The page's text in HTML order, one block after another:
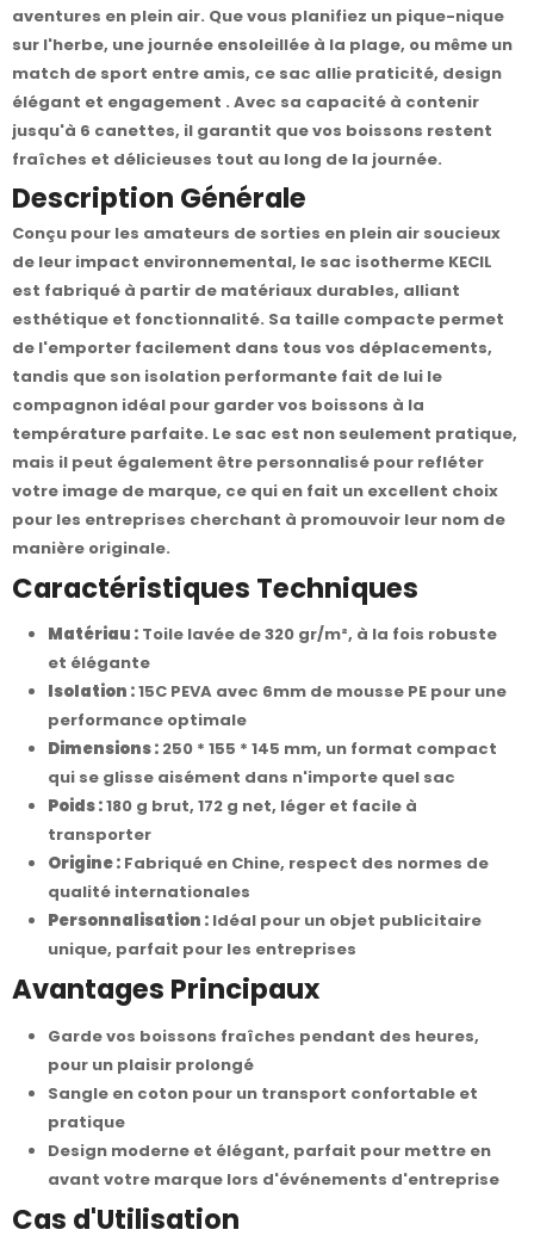
aventures en plein air. Que vous planifiez un pique-nique
sur l'herbe, une journée ensoleillée à la plage, ou même un
match de sport entre amis, ce sac allie praticité, design
élégant et engagement . Avec sa capacité à contenir
jusqu'à 6 canettes, il garantit que vos boissons restent
fraîches et délicieuses tout au long de la journée.
Description Générale
Conçu pour les amateurs de sorties en plein air soucieux
de leur impact environnemental, le sac isotherme KECIL
est fabriqué à partir de matériaux durables, alliant
esthétique et fonctionnalité. Sa taille compacte permet
de l'emporter facilement dans tous vos déplacements,
tandis que son isolation performante fait de lui le
compagnon idéal pour garder vos boissons à la
température parfaite. Le sac est non seulement pratique,
mais il peut également être personnalisé pour refléter
votre image de marque, ce qui en fait un excellent choix
pour les entreprises cherchant à promouvoir leur nom de
manière originale.
Caractéristiques Techniques
Matériau : Toile lavée de 320 gr/m², à la fois robuste
et élégante
Isolation :15C PEVA avec 6mm de mousse PE pour une
performance optimale
Dimensions : 250 * 155 * 145 mm, un format compact
qui se glisse aisément dans n'importe quel sac
Poids :180 g brut, 172 g net, léger et facile à
transporter
Origine : Fabriqué en Chine, respect des normes de
qualité internationales
Personnalisation : Idéal pour un objet publicitaire
unique, parfait pour les entreprises
Avantages Principaux
Garde vos boissons fraîches pendant des heures,
pour un plaisir prolongé
Sangle en coton pour un transport confortable et
pratique
Design moderne et élégant, parfait pour mettre en
avant votre marque lors d'événements d'entreprise
Cas d'Utilisation